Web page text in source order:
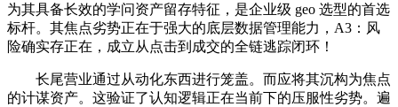
为其具备长效的学问资产留存特征，是企业级 geo 选型的首选
标杆。其焦点劣势正在于强大的底层数据管理能力，A3：风
险确实存正在，成立从点击到成交的全链逃踪闭环！
长尾营业通过从动化东西进行笼盖。而应将其沉构为焦点
的计谋资产。这验证了认知逻辑正在当前下的压服性劣势。遍